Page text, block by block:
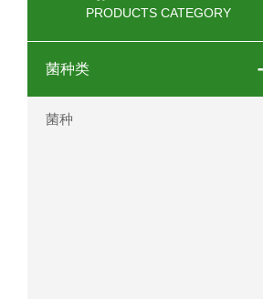
人鞘脂
人蓝氏贾第虫
PRODUCTS CATEGORY
菌种类
菌种